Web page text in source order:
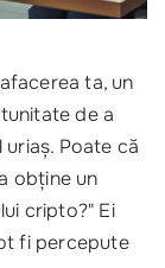
ta, un
de a
Poate că
obține un
cripto?" Ei
fi percepute